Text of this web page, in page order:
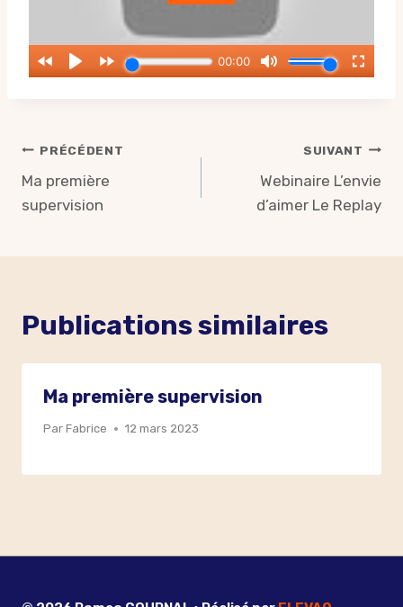
Navigation
de
l’article
PRÉCÉDENT
Ma première
supervision
SUIVANT
Webinaire L’envie
d’aimer Le Replay
Publications similaires
Ma première supervision
Par Fabrice 12 mars 2023